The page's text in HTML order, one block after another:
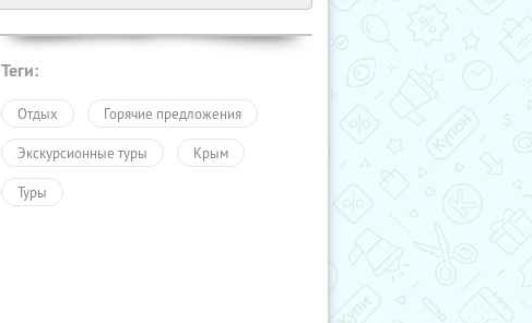
Теги:
Отдых Горячие предложения
Экскурсионные туры Крым
Туры